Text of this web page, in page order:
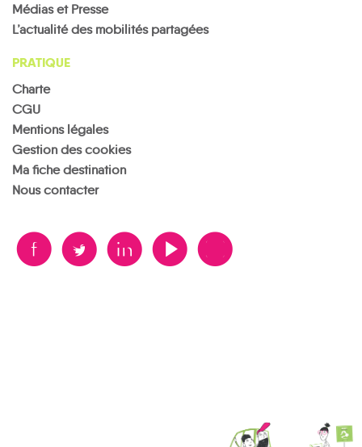
Médias et Presse
L’actualité des mobilités partagées
PRATIQUE
Charte
CGU
Mentions légales
Gestion des cookies
Ma fiche destination
Nous contacter
B A D F V